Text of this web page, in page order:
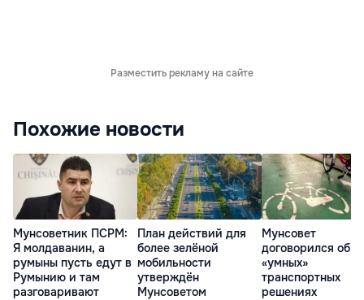
Разместить рекламу на сайте
Похожие новости
Мунсоветник ПСРМ:
Я молдаванин, а
румыны пусть едут в
Румынию и там
разговаривают
План действий для
более зелёной
мобильности
утверждён
Мунсоветом
Мунсовет
договорился об
«умных»
транспортных
решениях